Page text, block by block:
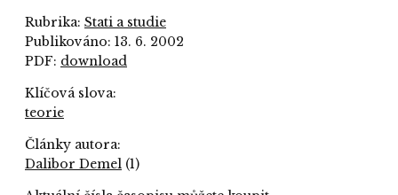
Rubrika: Stati a studie
Publikováno: 13. 6. 2002
PDF: download
Klíčová slova:
teorie
Články autora:
Dalibor Demel (1)